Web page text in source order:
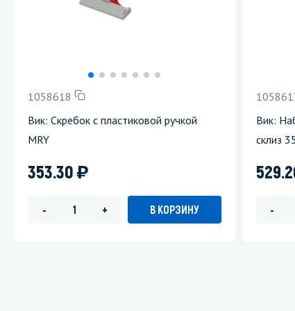
1058618
Вик: Скребок с пластиковой ручкой
MRY
353.30)
- + В КОРЗИНУ
Вик:
склиз
-